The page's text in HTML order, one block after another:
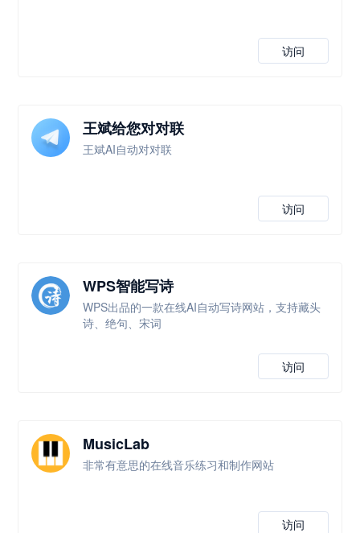
访问
王斌给您对对联
王斌AI自动对对联
访问
WPS智能写诗
WPS出品的一款在线AI自动写诗网站，支持藏头
诗、绝句、宋词
访问
MusicLab
非常有意思的在线音乐练习和制作网站
访问